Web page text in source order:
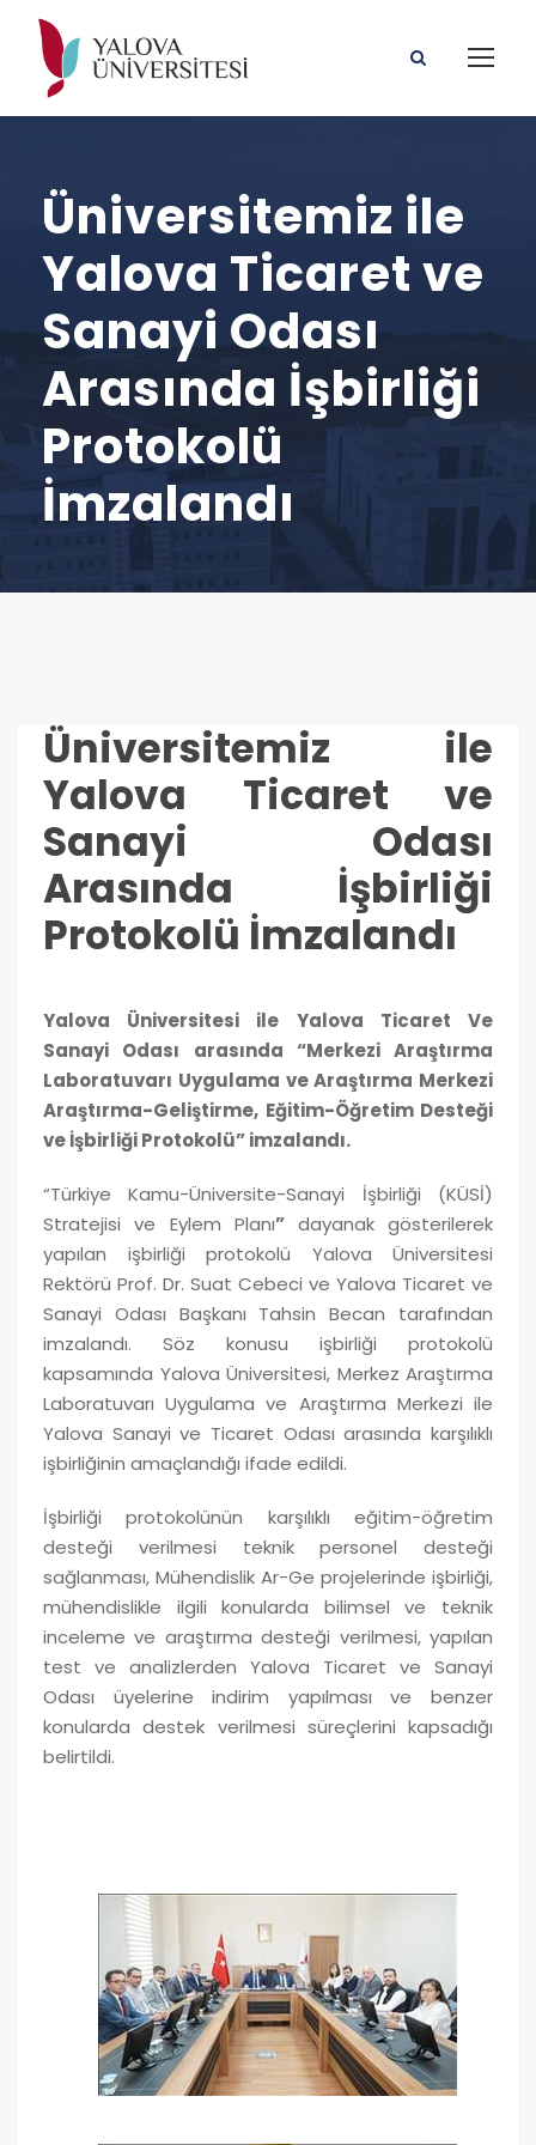
Üniversitemiz ile
Yalova Ticaret ve
Sanayi Odası
Arasında İşbirliği
Protokolü
İmzalandı
Üniversitemiz ile
Yalova Ticaret ve
Sanayi Odası
Arasında İşbirliği
Protokolü İmzalandı
Yalova Üniversitesi ile Yalova Ticaret Ve
Sanayi Odası arasında “Merkezi Araştırma
Laboratuvarı Uygulama ve Araştırma Merkezi
Araştırma-Geliştirme, Eğitim-Öğretim Desteği
ve İşbirliği Protokolü” imzalandı.
“Türkiye Kamu-Üniversite-Sanayi İşbirliği (KÜSİ)
Stratejisi ve Eylem Planı” dayanak gösterilerek
yapılan işbirliği protokolü Yalova Üniversitesi
Rektörü Prof. Dr. Suat Cebeci ve Yalova Ticaret ve
Sanayi Odası Başkanı Tahsin Becan tarafından
imzalandı. Söz konusu işbirliği protokolü
kapsamında Yalova Üniversitesi, Merkez Araştırma
Laboratuvarı Uygulama ve Araştırma Merkezi ile
Yalova Sanayi ve Ticaret Odası arasında karşılıklı
işbirliğinin amaçlandığı ifade edildi.
İşbirliği protokolünün karşılıklı eğitim-öğretim
desteği verilmesi teknik personel desteği
sağlanması, Mühendislik Ar-Ge projelerinde işbirliği,
mühendislikle ilgili konularda bilimsel ve teknik
inceleme ve araştırma desteği verilmesi, yapılan
test ve analizlerden Yalova Ticaret ve Sanayi
Odası üyelerine indirim yapılması ve benzer
konularda destek verilmesi süreçlerini kapsadığı
belirtildi.